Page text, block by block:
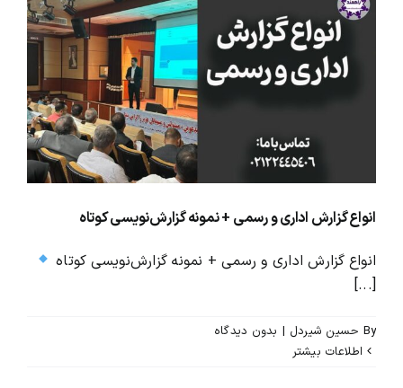
آموزش حضوری (لیست دوره ها)
محصولات و بسته های آموزشیVIP
درباره ما و تماس با ما
انواع گزارش اداری و رسمی + نمونه گزارش‌نویسی کوتاه
انواع گزارش اداری و رسمی + نمونه گزارش‌نویسی کوتاه
[...]
By حسین شیردل | بدون ديدگاه
اطلاعات بیشتر